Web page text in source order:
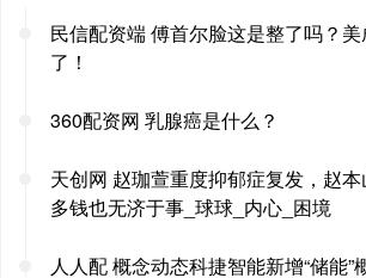
民信配资端 傅首尔脸这是整了吗？
了！
360配资网 乳腺癌是什么？
天创网 赵珈萱重度抑郁症复发，赵
多钱也无济于事_球球_内心_困境
人人配 概念动态科捷智能新增“储能”